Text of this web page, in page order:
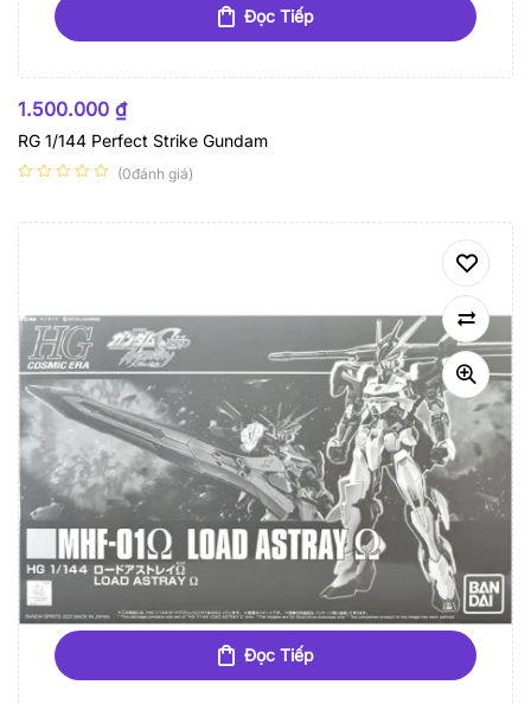
Đọc Tiếp
1.500.000 ₫
RG 1/144 Perfect Strike Gundam
(0đánh giá)
Đọc Tiếp